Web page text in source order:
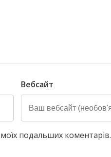
Вебсайт
подальших коментарів.